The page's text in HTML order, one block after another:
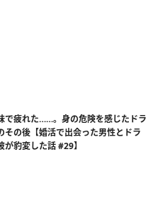
で疲れた……。身の危険を感じたドラ
その後【婚活で出会った男性とドラ
が豹変した話 #29】